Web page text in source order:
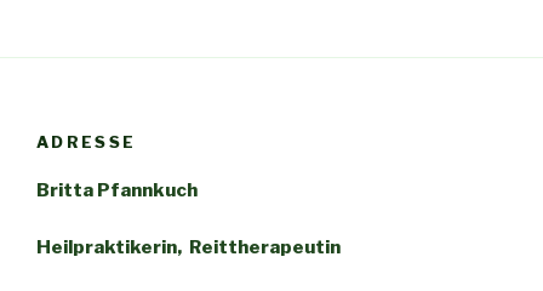
ADRESSE
Britta Pfannkuch
Heilpraktikerin, Reittherapeutin